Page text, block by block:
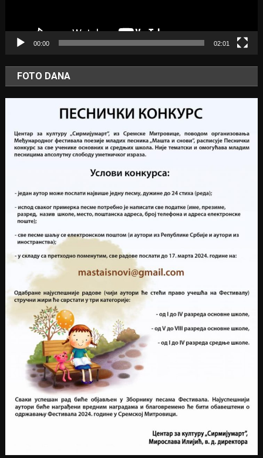
00:00 02:01
FOTO DANA